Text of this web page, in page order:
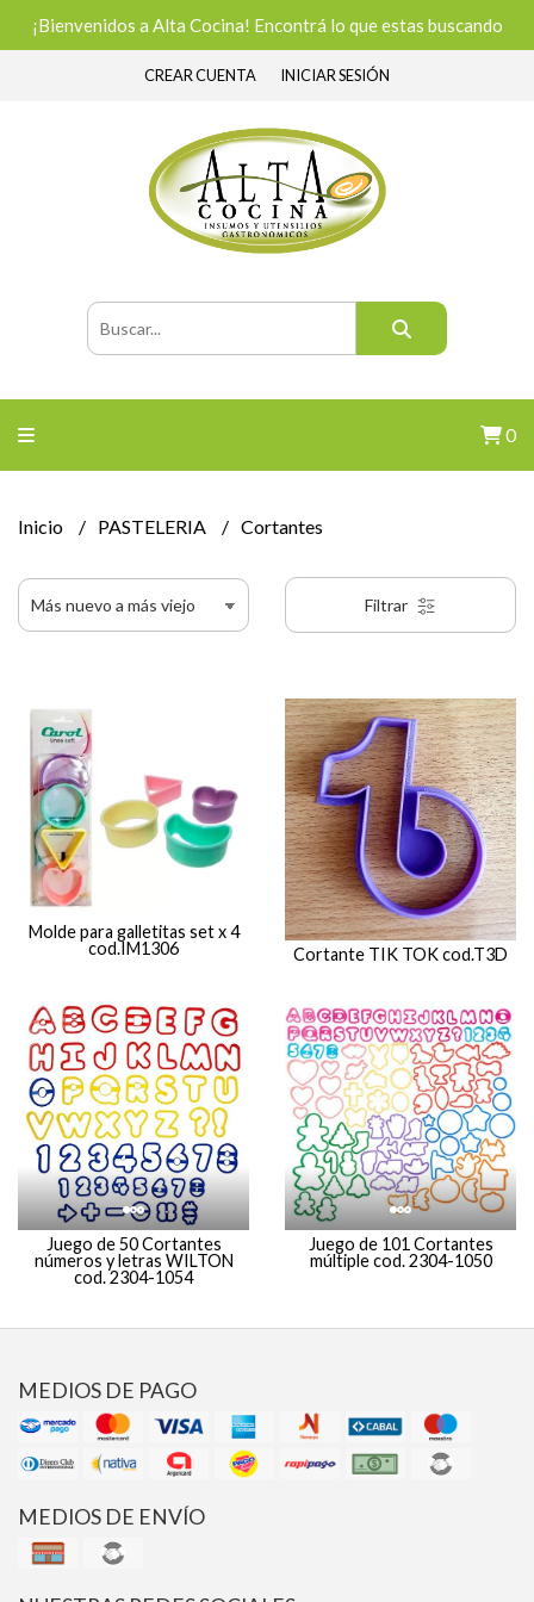
¡Bienvenidos a Alta Cocina! Encontrá lo que estas buscando
CREAR CUENTA INICIAR SESIÓN
0
Inicio PASTELERIA Cortantes
Filtrar
Molde para galletitas set x 4
cod.IM1306
Cortante TIK TOK cod.T3D
Juego de 50 Cortantes
números y letras WILTON
cod. 2304-1054
Juego de 101 Cortantes
múltiple cod. 2304-1050
MEDIOS DE PAGO
MEDIOS DE ENVÍO